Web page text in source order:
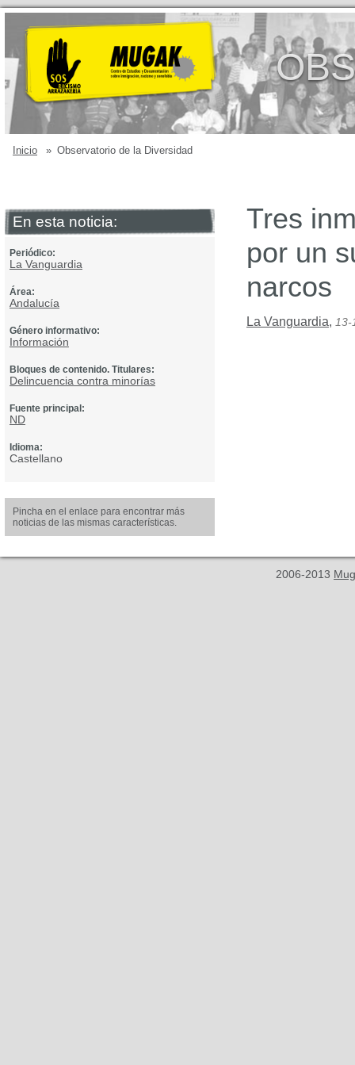
Inicio » Observatorio de la Diversidad
En esta noticia:
Periódico:
La Vanguardia
Área:
Andalucía
Género informativo:
Información
Bloques de contenido. Titulares:
Delincuencia contra minorías
Fuente principal:
ND
Idioma:
Castellano
Pincha en el enlace para encontrar más
noticias de las mismas características.
Tres
por un
narcos
La Vanguardia,
2006-2013